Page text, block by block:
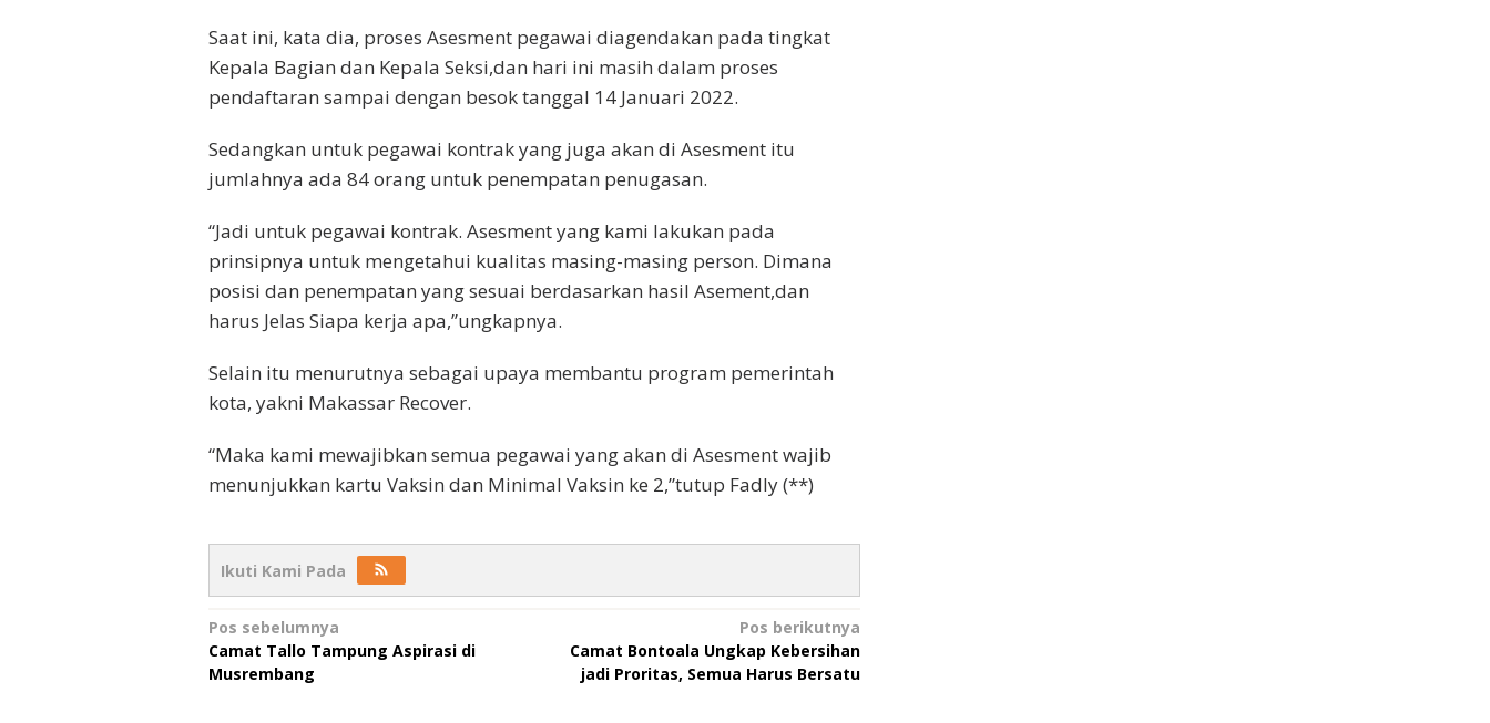
Saat ini, kata dia, proses Asesment pegawai diagendakan pada tingkat
Kepala Bagian dan Kepala Seksi,dan hari ini masih dalam proses
pendaftaran sampai dengan besok tanggal 14 Januari 2022.
Sedangkan untuk pegawai kontrak yang juga akan di Asesment itu
jumlahnya ada 84 orang untuk penempatan penugasan.
“Jadi untuk pegawai kontrak. Asesment yang kami lakukan pada
prinsipnya untuk mengetahui kualitas masing-masing person. Dimana
posisi dan penempatan yang sesuai berdasarkan hasil Asement,dan
harus Jelas Siapa kerja apa,”ungkapnya.
Selain itu menurutnya sebagai upaya membantu program pemerintah
kota, yakni Makassar Recover.
“Maka kami mewajibkan semua pegawai yang akan di Asesment wajib
menunjukkan kartu Vaksin dan Minimal Vaksin ke 2,”tutup Fadly (**)
Ikuti Kami Pada
Navigasi
pos
Pos sebelumnya
Camat Tallo Tampung Aspirasi di
Musrembang
Pos berikutnya
Camat Bontoala Ungkap Kebersihan
jadi Proritas, Semua Harus Bersatu